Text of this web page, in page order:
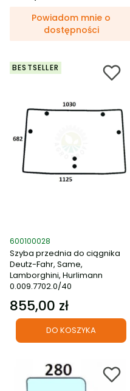
Powiadom mnie o
dostępności
BESTSELLER
Kod produktu
600100028
Szyba przednia do ciągnika
Deutz-Fahr, Same,
Lamborghini, Hurlimann
0.009.7702.0/40
Cena
855,00 zł
DO KOSZYKA